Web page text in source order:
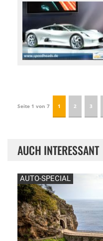
Seite 1 von 7 1 2 3
AUCH INTERESSANT
AUTO-SPECIAL